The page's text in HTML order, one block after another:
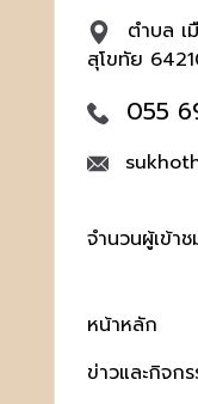
ตำบล เ
สุโขทัย
055
จำนวนผู้เข้า
หน้าหลัก
ข่าวและกิจก